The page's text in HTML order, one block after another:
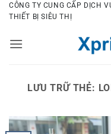
Bỏ
qua
dung
CÔNG TY CUNG CẤP DỊCH
THIẾT BỊ SIÊU THỊ
LƯU TRỮ THẺ: